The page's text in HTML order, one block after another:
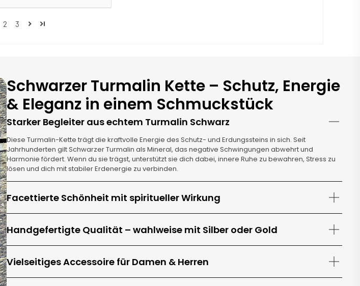
2 3
Schwarzer Turmalin Kette – Schutz, Energie
& Eleganz in einem Schmuckstück
Starker Begleiter aus echtem Turmalin Schwarz
Diese Turmalin-Kette trägt die kraftvolle Energie des Schutz- und Erdungssteins in sich. Seit
Jahrhunderten gilt Schwarzer Turmalin als Mineral, das negative Schwingungen abwehrt und
Harmonie fördert. Wenn du sie trägst, unterstützt sie dich dabei, innere Ruhe zu bewahren, Stress zu
lösen und dich mit stabiler Erdenergie zu verbinden.
Facettierte Schönheit mit spiritueller Wirkung
Handgefertigte Qualität – wahlweise mit Silber oder Gold
Vielseitiges Accessoire für Damen & Herren